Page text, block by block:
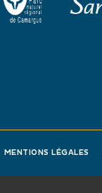
MENTIONS LÉGALES